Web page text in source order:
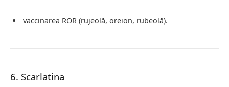
vaccinarea ROR (rujeolă, oreion, rubeolă).
6. Scarlatina